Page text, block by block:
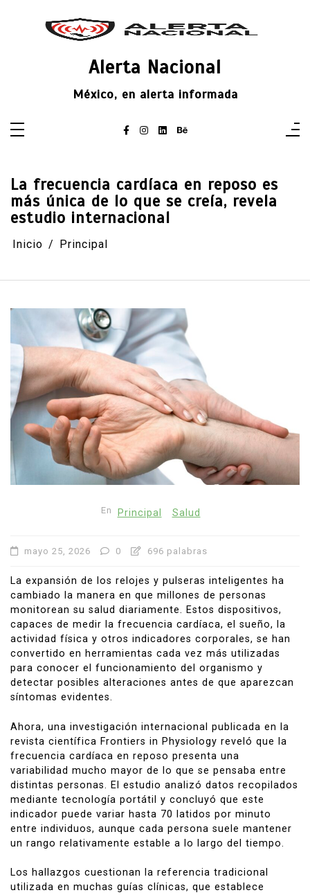
Alerta Nacional
México, en alerta informada
La frecuencia cardíaca en reposo es
más única de lo que se creía, revela
estudio internacional
Inicio Principal
En Principal Salud
mayo 25, 2026 0 696 palabras
La expansión de los relojes y pulseras inteligentes ha
cambiado la manera en que millones de personas
monitorean su salud diariamente. Estos dispositivos,
capaces de medir la frecuencia cardíaca, el sueño, la
actividad física y otros indicadores corporales, se han
convertido en herramientas cada vez más utilizadas
para conocer el funcionamiento del organismo y
detectar posibles alteraciones antes de que aparezcan
síntomas evidentes.
Ahora, una investigación internacional publicada en la
revista científica Frontiers in Physiology reveló que la
frecuencia cardíaca en reposo presenta una
variabilidad mucho mayor de lo que se pensaba entre
distintas personas. El estudio analizó datos recopilados
mediante tecnología portátil y concluyó que este
indicador puede variar hasta 70 latidos por minuto
entre individuos, aunque cada persona suele mantener
un rango relativamente estable a lo largo del tiempo.
Los hallazgos cuestionan la referencia tradicional
utilizada en muchas guías clínicas, que establece